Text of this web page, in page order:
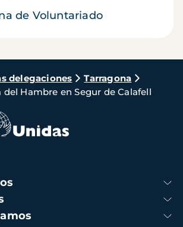
de Voluntariado
delegaciones
Tarragona
del Hambre en Segur de Calafell